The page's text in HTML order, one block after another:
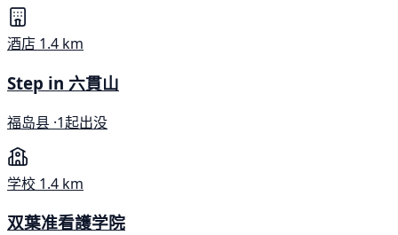
酒店 1.4 km
Step in 六貫山
福岛县 ·1起出没
学校 1.4 km
双葉准看護学院